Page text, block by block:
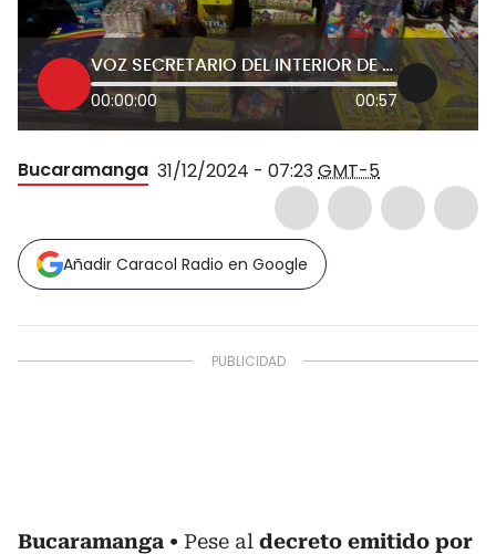
VOZ SECRETARIO DEL INTERIOR DE BUCARAMANGA
00:00:00 00:57
Bucaramanga 31/12/2024 - 07:23GMT-5
Añadir Caracol Radio en Google
Bucaramanga Pese al decreto emitido por